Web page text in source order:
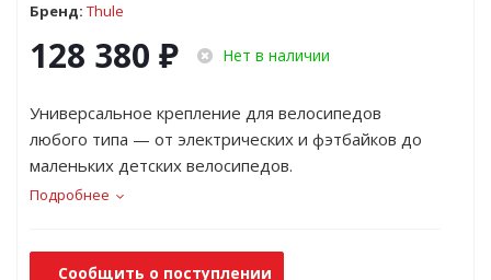
Бренд: Thule
128 380 ₽ Нет в наличии
Универсальное крепление для велосипедов
любого типа — от электрических и фэтбайков до
маленьких детских велосипедов.
Подробнее
Сообщить о поступлении